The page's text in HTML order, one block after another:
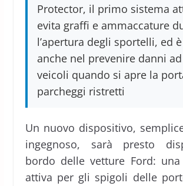
Protector, il primo sistema
evita graffi e ammaccature
l’apertura degli sportelli, ed
anche nel prevenire danni
veicoli quando si apre la
parcheggi ristretti
Un nuovo dispositivo,
ingegnoso, sarà presto
bordo delle vetture Ford: una
attiva per gli spigoli delle